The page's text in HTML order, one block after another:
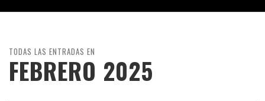
TODAS LAS ENTRADAS EN
FEBRERO 2025